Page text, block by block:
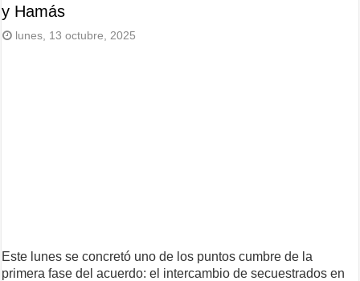
y Hamás
lunes, 13 octubre, 2025
Este lunes se concretó uno de los puntos cumbre de la
primera fase del acuerdo: el intercambio de secuestrados en